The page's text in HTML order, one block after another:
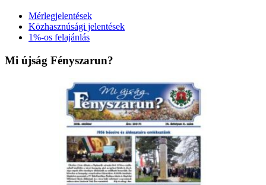
Mérlegjelentések
Közhasznúsági jelentések
1%-os felajánlás
Mi újság Fényszarun?